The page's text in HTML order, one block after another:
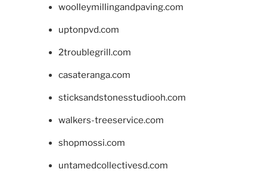
woolleymillingandpaving.com
uptonpvd.com
2troublegrill.com
casateranga.com
sticksandstonesstudiooh.com
walkers-treeservice.com
shopmossi.com
untamedcollectivesd.com